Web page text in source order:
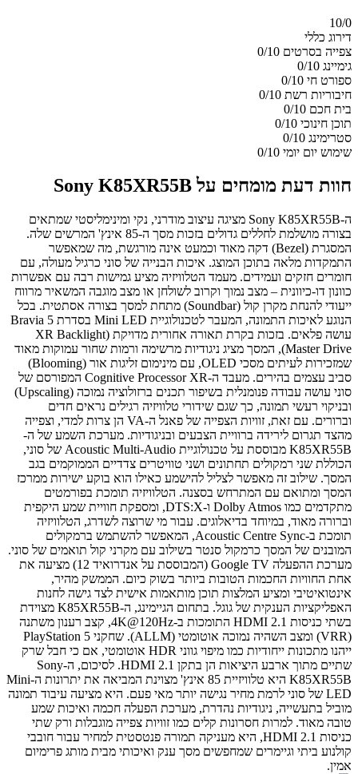
10/0
דירוג כללי
צפייה בסרטים 0/10
גימיינג 0/10
ספורט חי 0/10
חיבוריות רשת 0/10
בית חכם 0/10
תוכן חינוכי 0/10
סטרימינג 0/10
שימוש יום יומי 0/10
חוות דעת מומחים על Sony K85XR55B
ה-Sony K85XR55B מציגה עיצוב מודרני, נקי ומינימליסטי שמתאים
בצורה מושלמת לחללים גדולים בזכות מסך ה-85 אינץ' המרשים שלה.
המסגרת (Bezel) דקה מאוד וכמעט אינה מורגשת, מה שמאפשר
התמקדות מלאה בתוכן המוצג. איכות הבנייה של סוני כרגיל מעולה, עם
חומרים חזקים ועמידים. מעמד הטלוויזיה מציע גמישות רבה עם אפשרות
כוונון דו-כיוונית – מצב נמוך וקרוב לשולחן או מצב מוגבה המשאיר מרווח
ייעודי להנחת מקרן קול (Soundbar) מתחת למסך בצורה אסתטית. בכל
הנוגע לאיכות התמונה, המעבר לטכנולוגיית Mini LED בסדרת Bravia 5
עושה פלאים. בזכות בקרת תאורה אחורית מדויקת (XR Backlight
Master Drive), המסך מציג ניגודיות מרשימה ורמות שחור עמוקות מאוד
שמזכירות לעיתים מסכי OLED, עם מינימום זליגות אור (Blooming)
סביב עצמים בהירים. מעבד ה-Cognitive Processor XR המפורסם של
סוני עושה עבודה פנומנלית בשיפור תכנים ברזולוציה נמוכה (Upscaling)
ובניקוי רעשי תמונה, כך שגם שידורי טלוויזיה רגילים נראים חדים
וברורים. עם זאת, זוויות הצפייה של פאנל ה-VA הן צרות למדי, וצפייה
מהצד תגרום לירידה ברוויית הצבעים ובניגודיות. מערכת השמע של ה-
K85XR55B מבוססת על טכנולוגיית Acoustic Multi-Audio של סוני,
הכוללת שני רמקולים תחתונים ושני טוויטרים צדדיים הממוקמים בגב
המסך. שילוב זה מאפשר לצליל להישמע כאילו הוא בוקע ישירות ממרכז
המסך ומתואם עם המתרחש בסצנה. הטלוויזיה תומכת בפורמטים
מתקדמים כמו Dolby Atmos ו-DTS:X, ומספקת חוויית שמע היקפית
וברורה מאוד, במיוחד בדיאלוגים. עבור מי שרוצה לשדרג, הטלוויזיה
תומכת ב-Acoustic Centre Sync, המאפשר להשתמש ברמקולים
המובנים של המסך כרמקול סנטר בשילוב עם מקרני קול תואמים של סוני.
מערכת ההפעלה Google TV (המבוססת על אנדרואיד 12) מציעה את
אחת החוויות החכמות הטובות ביותר בשוק כיום. הממשק מהיר,
אינטואיטיבי ומציע המלצות תוכן מותאמות אישית לצד גישה לחנות
האפליקציות הענקית של גוגל. בתחום הגיימינג, ה-K85XR55B מצוידת
בשתי כניסות HDMI 2.1 התומכות ב-4K@120Hz, קצב רענון משתנה
(VRR) ומצב השהיה נמוכה אוטומטי (ALLM). שחקני PlayStation 5
ייהנו מתכונות ייחודיות כמו מיפוי גווני HDR אוטומטי, אם כי חבל שרק
שתיים מתוך ארבע היציאות הן בתקן HDMI 2.1. לסיכום, ה-Sony
K85XR55B היא טלוויזיית 85 אינץ' מצוינת המביאה את יתרונות ה-Mini
LED של סוני לרמת מחיר נגישה יותר מאי פעם. היא מציעה עיבוד תמונה
מוביל בתעשייה, ניגודיות נהדרת, מערכת הפעלה חכמה ואיכות שמע
טובה מאוד. למרות חסרונות קלים כמו זוויות צפייה מוגבלות ורק שתי
כניסות HDMI 2.1, היא מעניקה תמורה פנטסטית למחיר עבור חובבי
קולנוע ביתי וגיימרים שמחפשים מסך ענק ואיכותי מבית מותג פרימיום
אמין.